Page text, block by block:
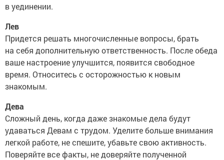
в уединении.
Лев
Придется решать многочисленные вопросы, брать
на себя дополнительную ответственность. После обеда
ваше настроение улучшится, появится свободное
время. Относитесь с осторожностью к новым
знакомым.
Дева
Сложный день, когда даже знакомые дела будут
удаваться Девам с трудом. Уделите больше внимания
легкой работе, не спешите, убавьте свою активность.
Поверяйте все факты, не доверяйте полученной